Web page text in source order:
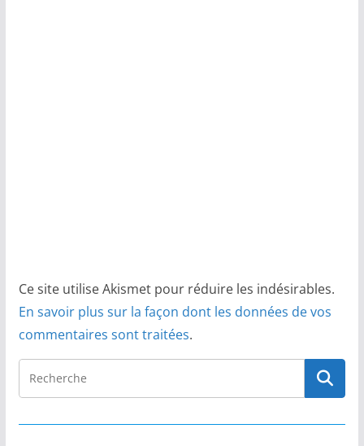
Ce site utilise Akismet pour réduire les indésirables.
En savoir plus sur la façon dont les données de vos
commentaires sont traitées.